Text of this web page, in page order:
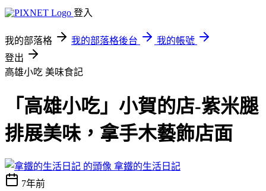
登入
我的部落格 我的部落格後台
我的帳號
登出
高雄小吃 美味食記
「高雄小吃」小賀的店-紫米腿
排展美味，拿手木藝飾店面
拿鐵的生活日記
7年前